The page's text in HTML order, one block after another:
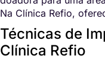
Na Clínica Refio,
Técnicas de
Clínica Refio